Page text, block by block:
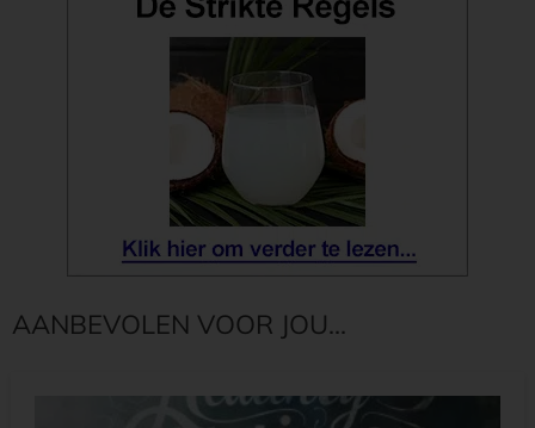
AANBEVOLEN VOOR JOU...